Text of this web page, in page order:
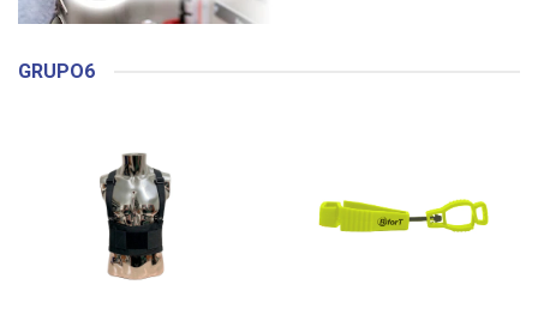
GRUPO6